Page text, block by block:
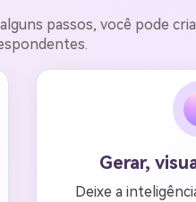
passos, você pode
Gerar,
Deixe a